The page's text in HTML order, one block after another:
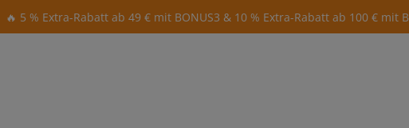
🔥 5 % Extra-Rabatt ab 49 € mit BONUS3 & 10 % Extra-Rabatt ab 100 € mit